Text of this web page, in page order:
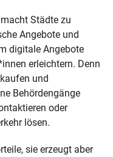
Städte zu
Angebote und
digitale Angebote
erleichtern. Denn
und
Behördengänge
oder
lösen.
sie erzeugt aber